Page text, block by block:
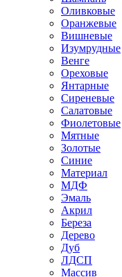
Оливковые
Оранжевые
Вишневые
Изумрудные
Венге
Ореховые
Янтарные
Сиреневые
Салатовые
Фиолетовые
Мятные
Золотые
Синие
Материал
МДФ
Эмаль
Акрил
Береза
Дерево
Дуб
ЛДСП
Массив